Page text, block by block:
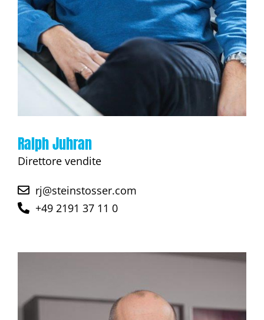
Ralph Juhran
Direttore vendite
rj@steinstosser.com
+49 2191 37 11 0